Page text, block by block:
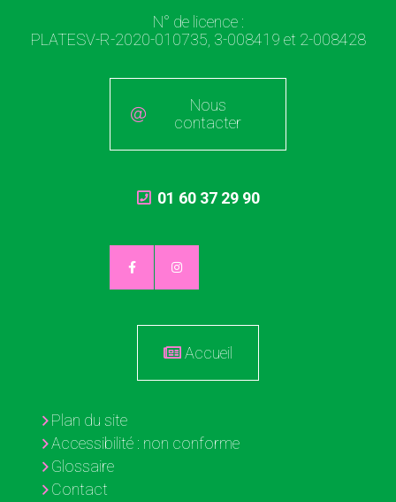
N° de licence :
PLATESV-R-2020-010735, 3-008419 et 2-008428
Nous
contacter
01 60 37 29 90
Accueil
Plan du site
Accessibilité : non conforme
Glossaire
Contact